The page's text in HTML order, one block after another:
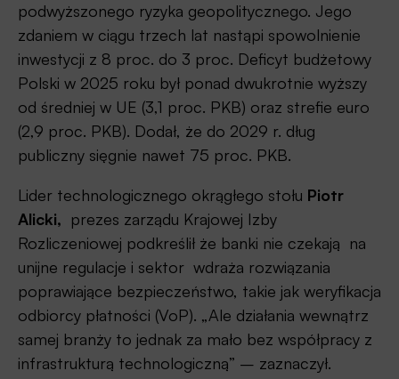
podwyższonego ryzyka geopolitycznego. Jego
zdaniem w ciągu trzech lat nastąpi spowolnienie
inwestycji z 8 proc. do 3 proc. Deficyt budżetowy
Polski w 2025 roku był ponad dwukrotnie wyższy
od średniej w UE (3,1 proc. PKB) oraz strefie euro
(2,9 proc. PKB). Dodał, że do 2029 r. dług
publiczny sięgnie nawet 75 proc. PKB.
Lider technologicznego okrągłego stołu Piotr
Alicki, prezes zarządu Krajowej Izby
Rozliczeniowej podkreślił że banki nie czekają na
unijne regulacje i sektor wdraża rozwiązania
poprawiające bezpieczeństwo, takie jak weryfikacja
odbiorcy płatności (VoP). „Ale działania wewnątrz
samej branży to jednak za mało bez współpracy z
infrastrukturą technologiczną” – zaznaczył.